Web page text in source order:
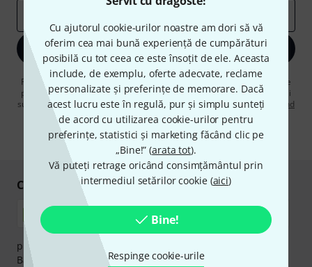
Cu ajutorul cookie-urilor noastre am dori să vă
oferim cea mai bună experiență de cumpărături
posibilă cu tot ceea ce este însoțit de ele. Aceasta
include, de exemplu, oferte adecvate, reclame
personalizate și preferințe de memorare. Dacă
acest lucru este în regulă, pur și simplu sunteți
de acord cu utilizarea cookie-urilor pentru
preferințe, statistici și marketing făcând clic pe
„Bine!” (arata tot).
Vă puteți retrage oricând consimțământul prin
intermediul setărilor cookie (aici)
Bine!
Respinge cookie-urile
Înscrie-te acum
Făcând clic pe „Înscrie-te acum”, sunteți de acord să primiți publicitate
prin e-mail. Vă puteți dezabona în orice moment. Puteți găsi informații
suplimentare despre buletinul informativ în regulamentul nostru privind
protecția datelor.
* Necesar
Cumpărați și plătiți în siguranță
plata se poate efectua în siguranță cu Ramburs, Transfer
Bancar sau Card de credit.